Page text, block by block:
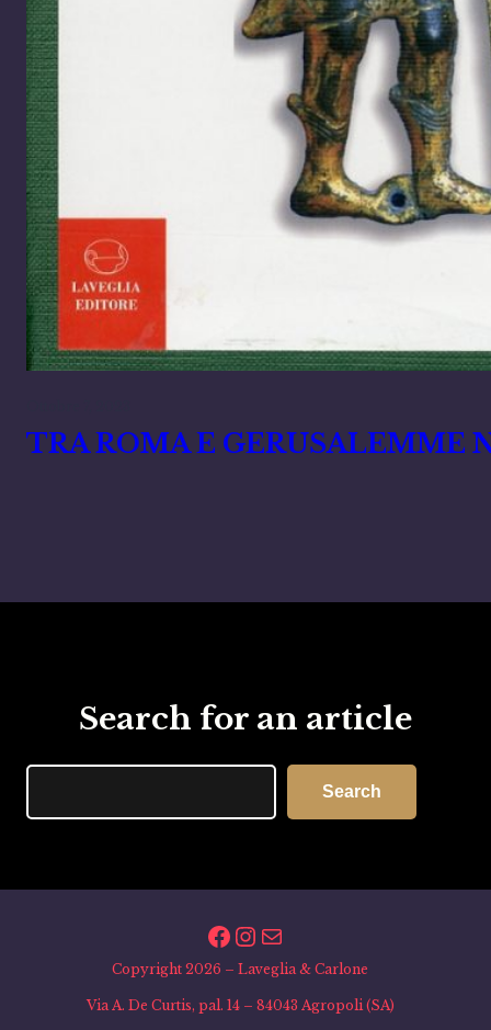
TRA ROMA E
Search for an article
Search
Facebook
Instagram
Email
Copyright 2026 – Laveglia & Carlone
Via A. De Curtis, pal. 14 – 84043 Agropoli (SA)